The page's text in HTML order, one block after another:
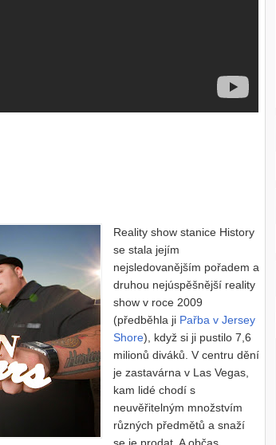
Reality show stanice History
se stala jejím
nejsledovanějším pořadem a
druhou nejúspěšnější reality
show v roce 2009
(předběhla ji Pařba v Jersey
Shore), když si ji pustilo 7,6
milionů diváků. V centru dění
je zastavárna v Las Vegas,
kam lidé chodí s
neuvěřitelným množstvím
různých předmětů a snaží